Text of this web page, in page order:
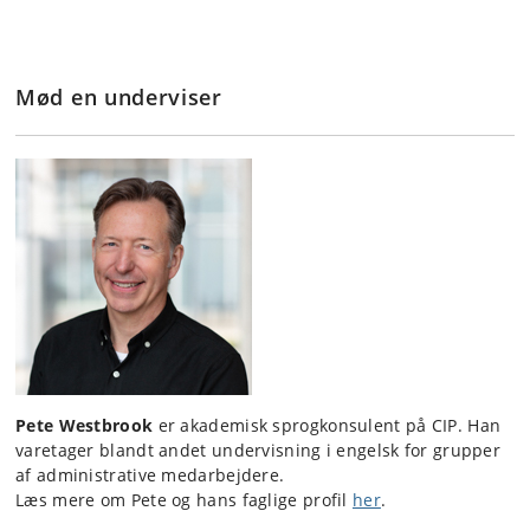
Mød en underviser
Pete Westbrook er akademisk sprogkonsulent på CIP. Han
varetager blandt andet undervisning i engelsk for grupper
af administrative medarbejdere.
Læs mere om Pete og hans faglige profil her.